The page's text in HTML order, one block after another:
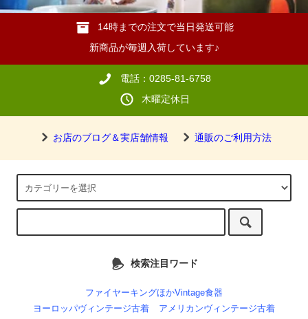
14時までの注文で当日発送可能
新商品が毎週入荷しています♪
電話：0285-81-6758
木曜定休日
お店のブログ＆実店舗情報 通販のご利用方法
検索注目ワード
ファイヤーキングほかVintage食器
ヨーロッパヴィンテージ古着
アメリカンヴィンテージ古着